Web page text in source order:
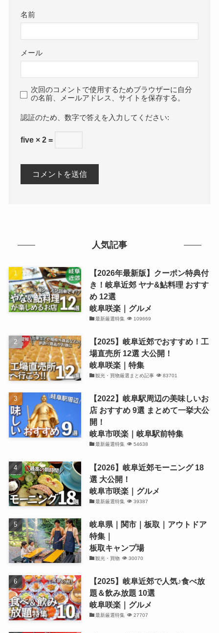
名前
メール
次回のコメントで使用するためブラウザーに自分
の名前、メールアドレス、サイトを保存する。
数字で答えを入力してください:
five × 2 =
人気記事
【2026年最新版】クーポン特典付
き！岐阜近郊 ヤナ&鮎料理 おすす
め 12選
岐阜咲楽｜グルメ
最新厳選特集 109669
【2025】岐阜近郊でおすすめ！工
場直売所 12選 大公開！
岐阜咲楽｜特集
観光・買物厳選まとめ記事 83701
【2022】岐阜駅周辺の美味しいお
店 おすすめ 9選 まとめて一挙大公
開！
岐阜市咲楽｜岐阜駅前特集
最新厳選特集 54638
【2026】岐阜近郊モーニング 18
選 大公開！
岐阜市咲楽｜グルメ
最新厳選特集 39387
岐阜県｜関市｜板取｜アウトドア
特集｜
板取キャンプ場
観光・買物 30070
【2025】岐阜近郊で人気♪食べ放
題＆飲み放題 10選
岐阜咲楽｜グルメ
最新厳選特集 27707